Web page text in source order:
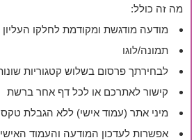
מה זה כולל:
מודעה מודגשת ומקודמת לחלקו
תמונה/לוגו
לבחירתך פרסום בשלוש קטגוריות
קישור לאתרכם או לכל דף אחר ברשת
מיני אתר (עמוד אישי) ללא הגבלת
אפשרות לעדכון המודעה והעמוד האישי